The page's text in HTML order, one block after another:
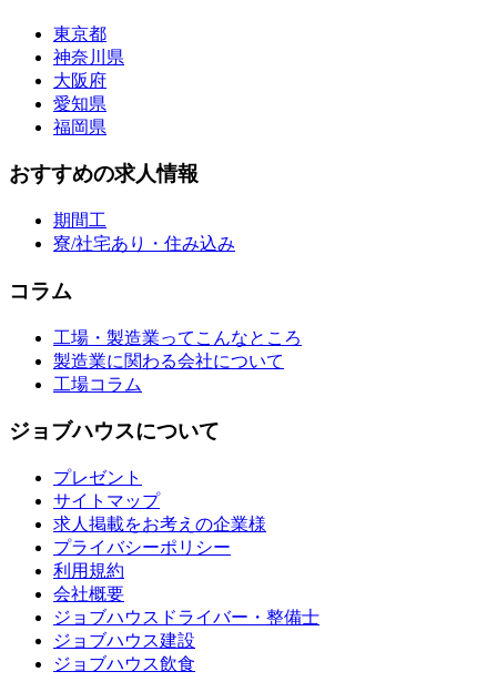
東京都
神奈川県
大阪府
愛知県
福岡県
おすすめの求人情報
期間工
寮/社宅あり・住み込み
コラム
工場・製造業ってこんなところ
製造業に関わる会社について
工場コラム
ジョブハウスについて
プレゼント
サイトマップ
求人掲載をお考えの企業様
プライバシーポリシー
利用規約
会社概要
ジョブハウスドライバー・整備士
ジョブハウス建設
ジョブハウス飲食